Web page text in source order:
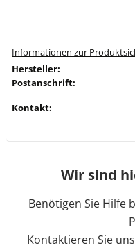
Informationen zur
Hersteller:
Postanschrift:
Kontakt:
Wir sind
Benötigen Sie Hilfe
Kontaktieren Sie